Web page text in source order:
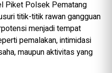
Piket Polsek Pematang
titik-titik rawan gangguan
menjadi tempat
pemalakan, intimidasi
maupun aktivitas yang